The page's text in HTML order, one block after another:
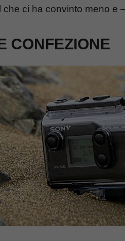
che ci ha convinto meno e
CONFEZIONE